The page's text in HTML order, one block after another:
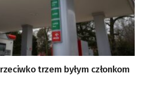
trzem byłym członkom